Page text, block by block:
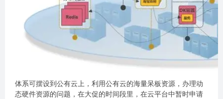
体系可摆设到公有云上，利用公有云的海量呆板资源，办理动
态硬件资源的问题，在大促的时间段里，在云平台中暂时申请